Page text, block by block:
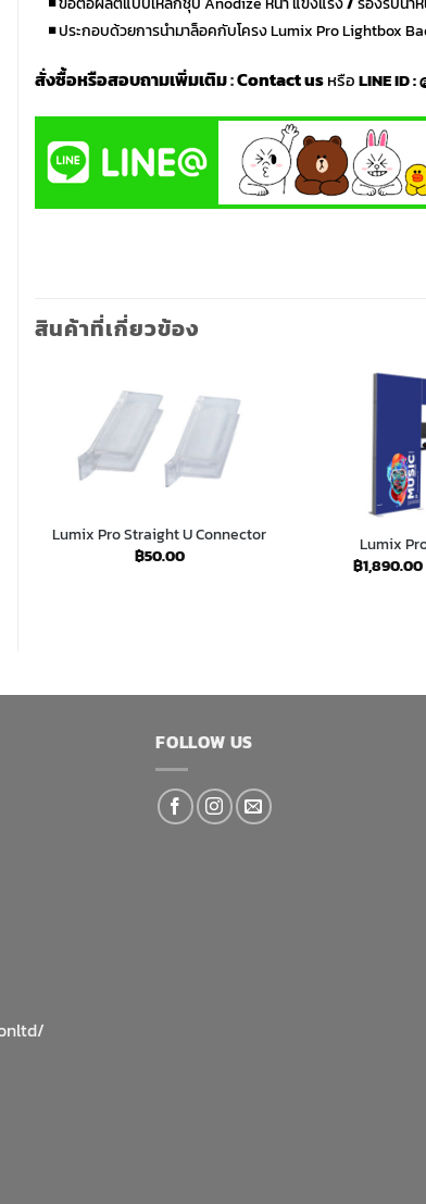
◾ประกอบด้วยการนำมาล็อคกับโครง Lumix Pro Lightbox
สั่งซื้อหรือสอบถามเพิ่มเติม:Contact usหรือLINE ID :
สินค้าที่เกี่ยวข้อง
Lumix Pro Straight U Connector
฿50.00
Lumix
฿1,890.00
FOLLOW US